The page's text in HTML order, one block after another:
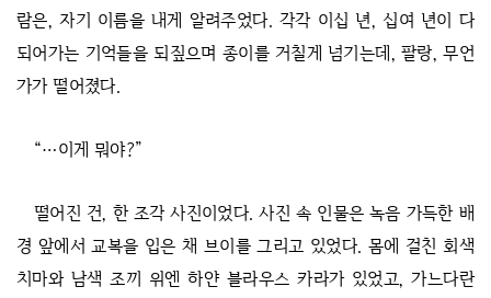
람은, 자기 이름을 내게 알려주었다. 각각 이십 년, 십여 년이 다
되어가는 기억들을 되짚으며 종이를 거칠게 넘기는데, 팔랑, 무언
가가 떨어졌다.
“…이게 뭐야?”
떨어진 건, 한 조각 사진이었다. 사진 속 인물은 녹음 가득한 배
경 앞에서 교복을 입은 채 브이를 그리고 있었다. 몸에 걸친 회색
치마와 남색 조끼 위엔 하얀 블라우스 카라가 있었고, 가느다란